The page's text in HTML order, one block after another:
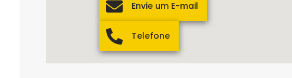
Envie um E-mail
Telefone